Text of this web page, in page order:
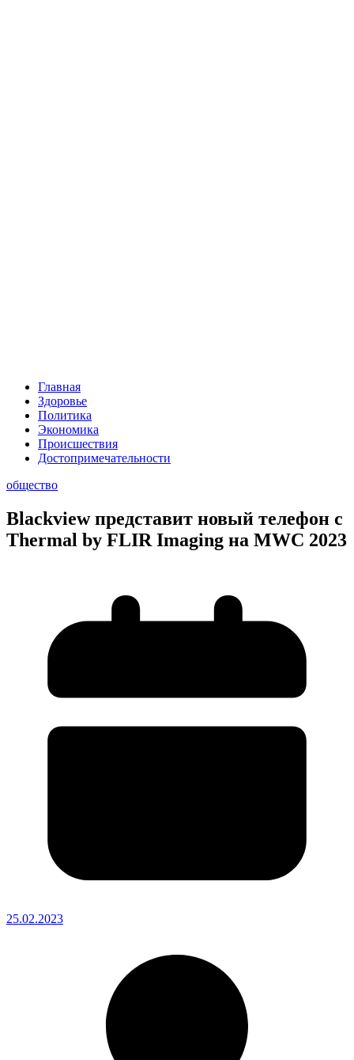
Главная
Здоровье
Политика
Экономика
Происшествия
Достопримечательности
общество
Blackview представит новый телефон с
Thermal by FLIR Imaging на MWC 2023
25.02.2023